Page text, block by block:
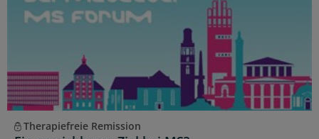
Therapiefreie Remission